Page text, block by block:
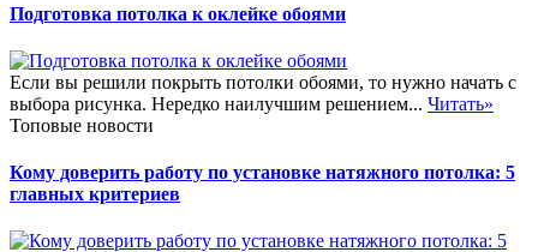
Подготовка потолка к оклейке обоями
Если вы решили покрыть потолки обоями, то нужно начать с
выбора рисунка. Нередко наилучшим решением... Читать»
Топовые новости
Кому доверить работу по установке натяжного потолка: 5
главных критериев